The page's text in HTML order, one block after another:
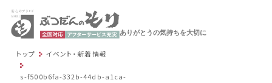
ありがとうの気持ちを大切に
トップ イベント・新着情報
s-f500b6fa-332b-44db-a1ca-